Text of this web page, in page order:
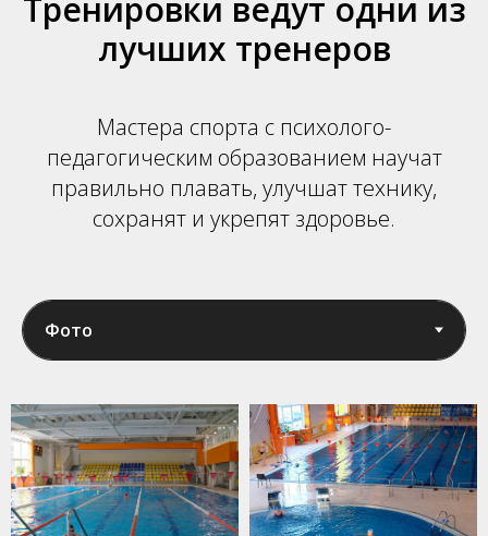
Тренировки ведут одни из
лучших тренеров
Мастера спорта с психолого-
педагогическим образованием научат
правильно плавать, улучшат технику,
сохранят и укрепят здоровье.